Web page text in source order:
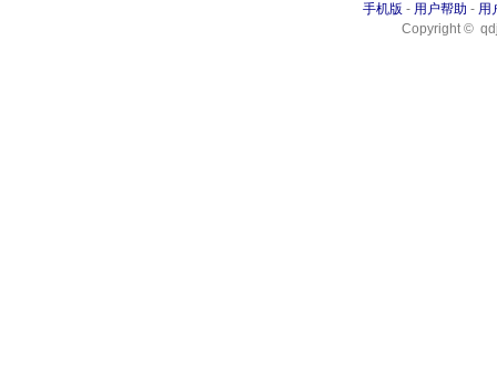
手机版 - 用户帮助 - 用
Copyright ©